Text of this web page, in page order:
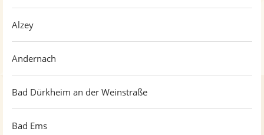
Alzey
Andernach
Bad Dürkheim an der Weinstraße
Bad Ems